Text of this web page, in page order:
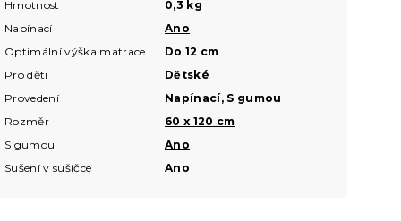
Hmotnost
0,3 kg
Napínací
Ano
Optimální výška matrace
Do 12 cm
Pro děti
Dětské
Provedení
Napínací, S gumou
Rozměr
60 x 120 cm
S gumou
Ano
Sušení v sušičce
Ano